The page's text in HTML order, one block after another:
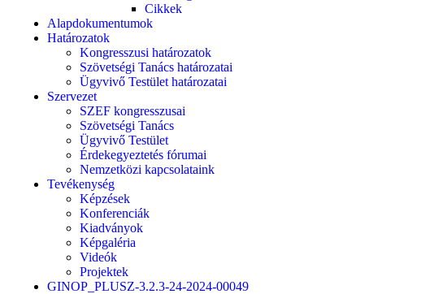
Cikkek
Alapdokumentumok
Határozatok
Kongresszusi határozatok
Szövetségi Tanács határozatai
Ügyvivő Testület határozatai
Szervezet
SZEF kongresszusai
Szövetségi Tanács
Ügyvivő Testület
Érdekegyeztetés fórumai
Nemzetközi kapcsolataink
Tevékenység
Képzések
Konferenciák
Kiadványok
Képgaléria
Videók
Projektek
GINOP_PLUSZ-3.2.3-24-2024-00049